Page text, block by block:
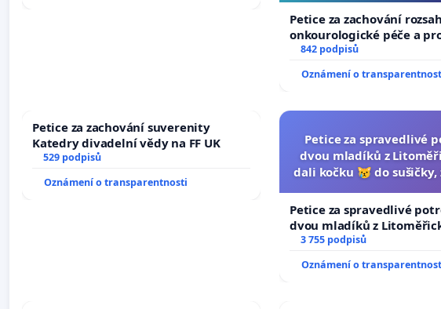
Petice za zachování
onkourologické péče a
docentralizaci operačních
842 podpisů
Oznámení o
Petice za zachování suverenity
Katedry divadelní vědy na FF UK
529 podpisů
Oznámení o transparentnosti
Petice za spravedlivé
dvou mladíků z
dali kočku 😿 do
Petice za spravedlivé
dvou mladíků z
dali kočku 😿 do sušičky,
umírání zvířete natočili.
3 755 podpisů
Oznámení o